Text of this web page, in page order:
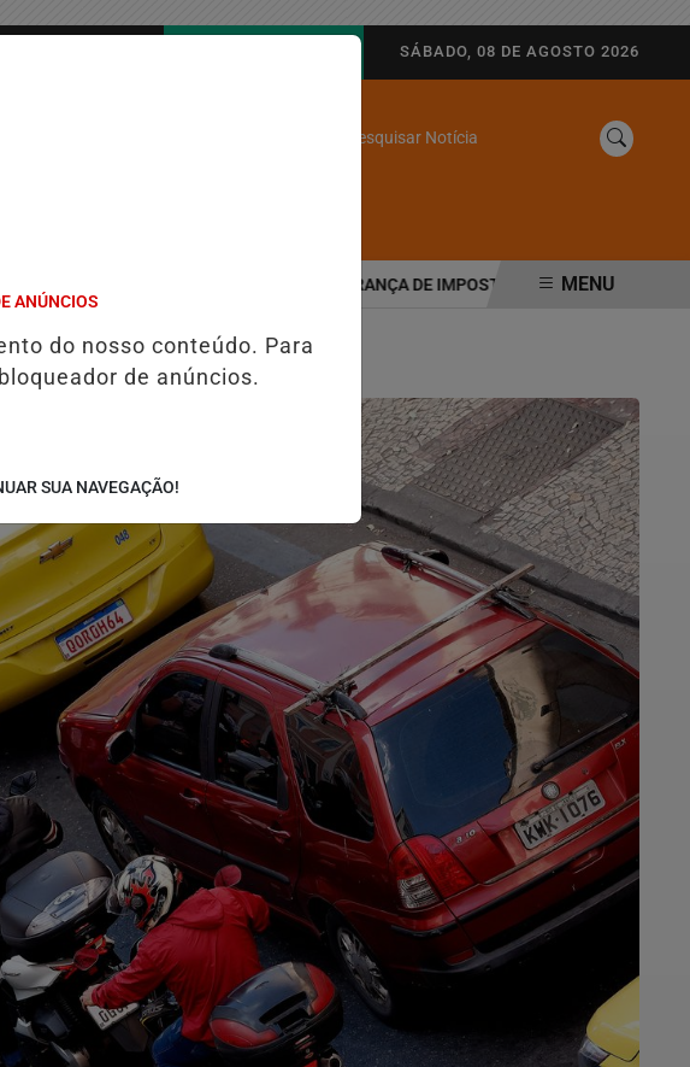
SÁBADO, 08 DE AGOSTO 2026
Pesquisar Notícia
LEGAIS
REFORMA TRIBUTÁRIA MUDA COBRANÇA DE IMPOSTOS NAS MAQUININHAS E PIX;
MENU
ANÚNCIOS
do nosso conteúdo. Para
de anúncios.
SUA NAVEGAÇÃO!